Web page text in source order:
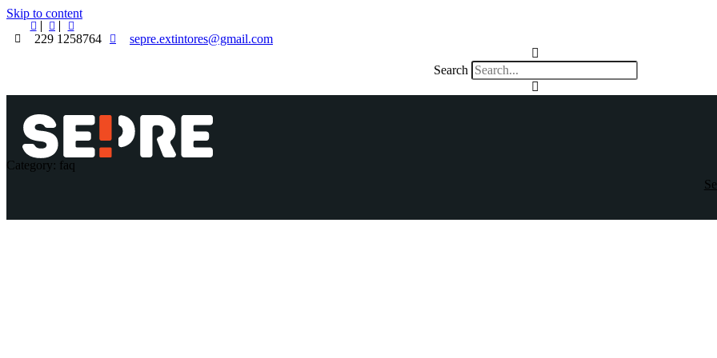
Skip to content
229 1258764
sepre.extintores@gmail.com
Search
Category: faq